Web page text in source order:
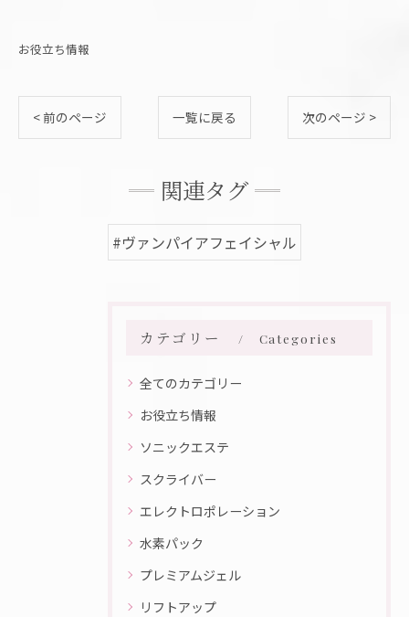
お役立ち情報
< 前のページ 一覧に戻る 次のページ >
関連タグ
#ヴァンパイアフェイシャル
カテゴリー Categories
全てのカテゴリー
お役立ち情報
ソニックエステ
スクライバー
エレクトロポレーション
水素パック
プレミアムジェル
リフトアップ